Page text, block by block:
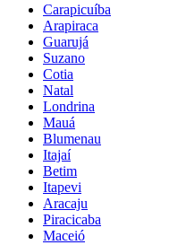
Carapicuíba
Arapiraca
Guarujá
Suzano
Cotia
Natal
Londrina
Mauá
Blumenau
Itajaí
Betim
Itapevi
Aracaju
Piracicaba
Maceió